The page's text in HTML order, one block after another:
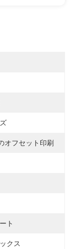
オフセット印刷
ト
クス